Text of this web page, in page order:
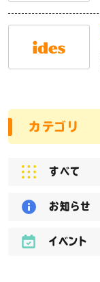
カテゴリ
すべて
お知らせ
イベント